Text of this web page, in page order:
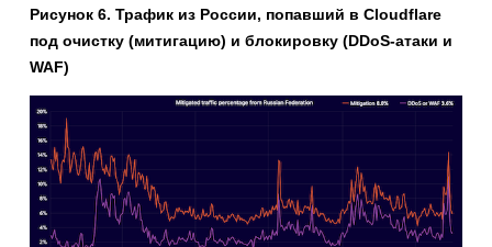
Рисунок 6. Трафик из России, попавший в Cloudflare
под очистку (митигацию) и блокировку (DDoS-атаки и
WAF)